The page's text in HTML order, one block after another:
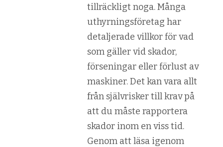
tillräckligt noga. Många
uthyrningsföretag har
detaljerade villkor för vad
som gäller vid skador,
förseningar eller förlust av
maskiner. Det kan vara allt
från självrisker till krav på
att du måste rapportera
skador inom en viss tid.
Genom att läsa igenom